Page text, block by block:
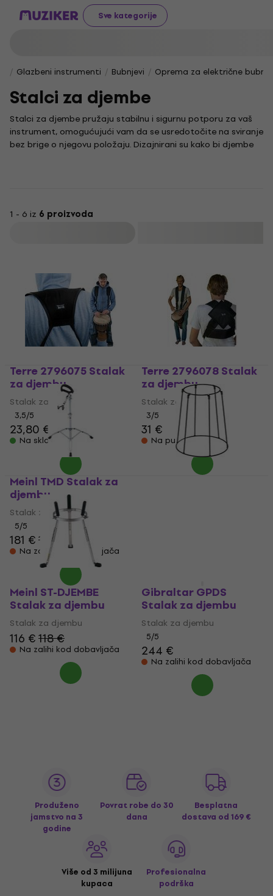
Sve kategorije
Glazbeni instrumenti Bubnjevi Oprema za električne
Stalci za djembe
Stalci za djembe pružaju stabilnu i sigurnu potporu za vaš
instrument, omogućujući vam da se usredotočite na sviranje
bez brige o njegovu položaju. Dizajnirani su kako bi djembe
svestranost i bogatstvo zvuka čine ga popularnim izborom
1 - 6 iz 6 proizvoda
Terre 2796075 Stalak
za djembu
Stalak za djembu
3,5/5
23,80 €
Na skladištu
Terre 2796078 Stalak
za djembu
Stalak za djembu
3/5
31 €
Na putu
Meinl TMD Stalak za
djembu
Stalak za djembu
5/5
181 €187 €
Na zalihi kod dobavljača
Meinl ST-DJEMBE
Stalak za djembu
Stalak za djembu
116 €118 €
Na zalihi kod dobavljača
Gibraltar GPDS
Stalak za djembu
Stalak za djembu
5/5
244 €
Na zalihi kod dobavljača
Produženo
jamstvo na 3
godine
Povrat robe do 30
dana
Besplatna
dostava od 169 €
Više od 3 milijuna
kupaca
Profesionalna
podrška